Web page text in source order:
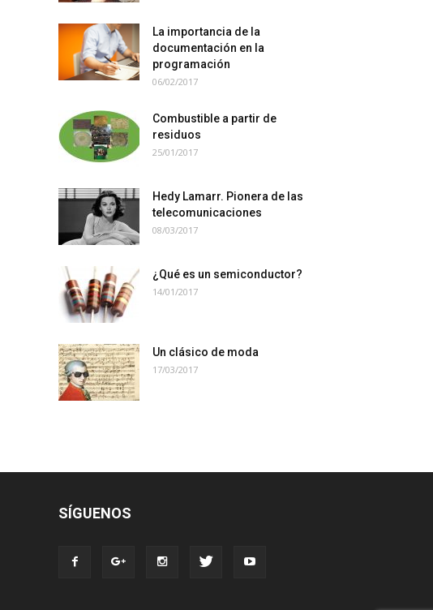
La importancia de la
documentación en la
programación
06/02/2017
Combustible a partir de
residuos
25/01/2017
Hedy Lamarr. Pionera de las
telecomunicaciones
08/03/2017
¿Qué es un semiconductor?
14/01/2017
Un clásico de moda
17/03/2017
SÍGUENOS